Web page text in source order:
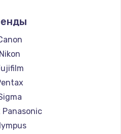
руб.
лампы
руб.
платы
Kodak
Blackmagic
Nikon
Panasonic